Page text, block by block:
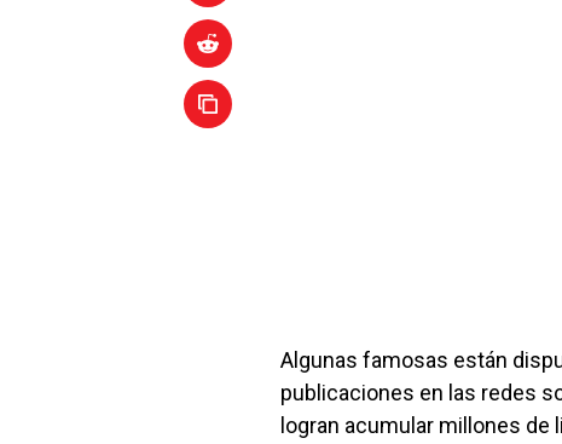
Algunas famosas están
publicaciones en las redes
logran acumular millones